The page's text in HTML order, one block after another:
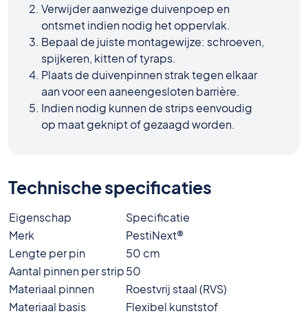
Verwijder aanwezige duivenpoep en
ontsmet indien nodig het oppervlak.
Bepaal de juiste montagewijze: schroeven,
spijkeren, kitten of tyraps.
Plaats de duivenpinnen strak tegen elkaar
aan voor een aaneengesloten barrière.
Indien nodig kunnen de strips eenvoudig
op maat geknipt of gezaagd worden.
Technische specificaties
Eigenschap
Specificatie
Merk
PestiNext®
Lengte per pin
50 cm
Aantal pinnen per strip50
Materiaal pinnen
Roestvrij staal (RVS)
Materiaal basis
Flexibel kunststof